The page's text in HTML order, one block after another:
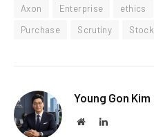
Axon Enterprise ethics
Purchase
Scrutiny Stock
Young Gon Kim
WebsiteLinkedIn